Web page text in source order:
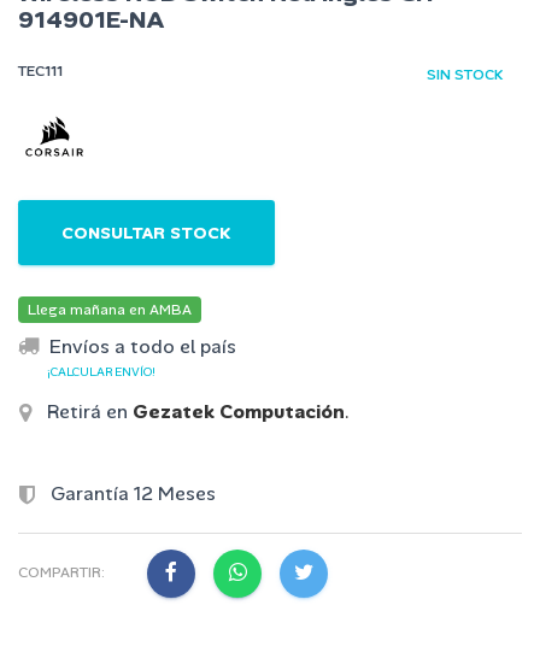
914901E-NA
TEC111 SIN STOCK
CONSULTAR STOCK
Llega mañana en AMBA
Envíos a todo el país
¡CALCULAR ENVÍO!
Retirá en Gezatek Computación.
Garantía 12 Meses
COMPARTIR: